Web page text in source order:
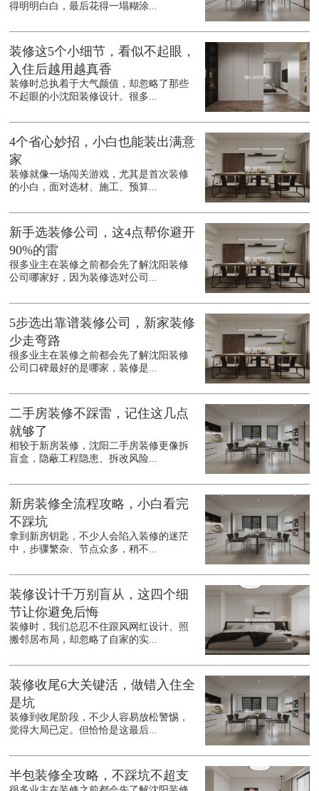
得明明白白，最后花得一塌糊涂...
装修这5个小细节，看似不起眼，
入住后越用越真香
装修时总执着于大气颜值，却忽略了那些
不起眼的小沈阳装修设计。很多...
4个省心妙招，小白也能装出满意
家
装修就像一场闯关游戏，尤其是首次装修
的小白，面对选材、施工、预算...
新手选装修公司，这4点帮你避开
90%的雷
很多业主在装修之前都会先了解沈阳装修
公司哪家好，因为装修选对公司...
5步选出靠谱装修公司，新家装修
少走弯路
很多业主在装修之前都会先了解沈阳装修
公司口碑最好的是哪家，装修是...
二手房装修不踩雷，记住这几点
就够了
相较于新房装修，沈阳二手房装修更像拆
盲盒，隐蔽工程隐患、拆改风险...
新房装修全流程攻略，小白看完
不踩坑
拿到新房钥匙，不少人会陷入装修的迷茫
中，步骤繁杂、节点众多，稍不...
装修设计千万别盲从，这四个细
节让你避免后悔
装修时，我们总忍不住跟风网红设计、照
搬邻居布局，却忽略了自家的实...
装修收尾6大关键活，做错入住全
是坑
装修到收尾阶段，不少人容易放松警惕，
觉得大局已定。但恰恰是这最后...
半包装修全攻略，不踩坑不超支